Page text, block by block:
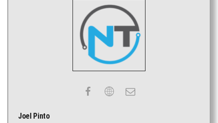
Joel Pinto